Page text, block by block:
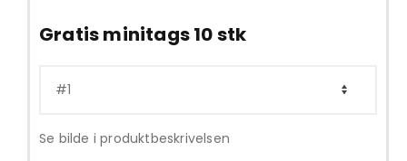
Gratis minitags 10 stk
Se bilde i produktbeskrivelsen